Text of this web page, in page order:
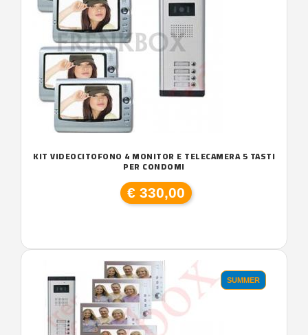
KIT VIDEOCITOFONO 4 MONITOR E TELECAMERA 5 TASTI
PER CONDOMI
€ 330,00
SUMMER